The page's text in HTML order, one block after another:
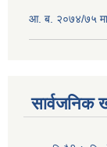
आ. ब. २०७४/७५ मा
सार्वजनिक